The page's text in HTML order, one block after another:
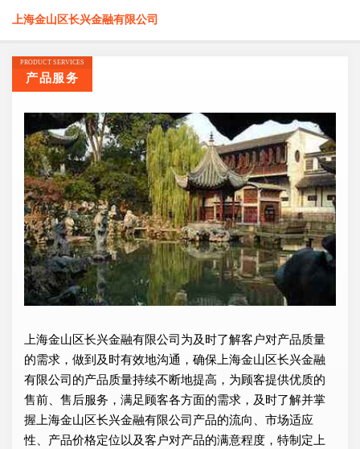
上海金山区长兴金融有限公司
PRODUCT SERVICES
产品服务
上海金山区长兴金融有限公司为及时了解客户对产品质量
的需求，做到及时有效地沟通，确保上海金山区长兴金融
有限公司的产品质量持续不断地提高，为顾客提供优质的
售前、售后服务，满足顾客各方面的需求，及时了解并掌
握上海金山区长兴金融有限公司产品的流向、市场适应
性、产品价格定位以及客户对产品的满意程度，特制定上